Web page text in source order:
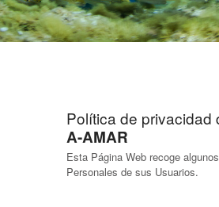
Política de privacidad
A-AMAR
Esta Página Web recoge
Personales de sus Usuarios.